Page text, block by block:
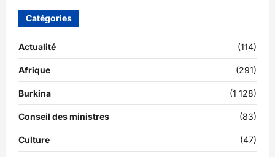
Catégories
Actualité (114)
Afrique (291)
Burkina (1 128)
Conseil des ministres (83)
Culture (47)